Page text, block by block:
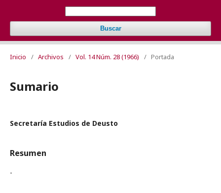
Buscar
Inicio / Archivos / Vol. 14 Núm. 28 (1966) / Portada
Sumario
Secretaría Estudios de Deusto
Resumen
-